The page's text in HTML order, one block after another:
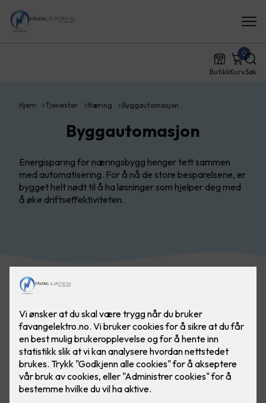
ButikkKurv
0
Søk
Hjem Tjenester Næring Byggautomasjon
Byggautomasjon
Energisparing for næringsbygg henger tett sammen
med automatisering. For å nå de store besparelsene, er
bygget helt nødt til å ha løsninger som hjelper deg med
å øke driftseffektiviteten.